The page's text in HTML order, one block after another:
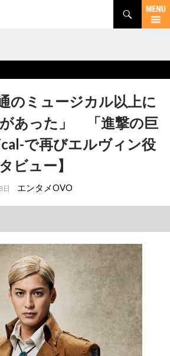
のミュージカル以上に
あった」 「進撃の巨
で再びエルヴィン役
ビュー】
日 エンタメOVO